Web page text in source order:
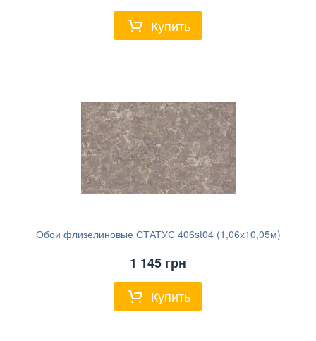
Купить
Обои флизелиновые СТАТУС 406st04 (1,06х10,05м)
1 145 грн
Купить